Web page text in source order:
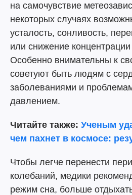
на самочувствие
некоторых случаях
усталость, сонливость,
или снижение
Особенно внимательны к
советуют быть людям с
заболеваниями и
давлением.
Читайте также: Ученым
чем пахнет в космосе:
Чтобы легче перенести
колебаний, медики
режим сна, больше